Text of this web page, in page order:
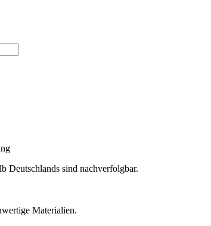
Deutschlands sind nachverfolgbar.
Materialien.